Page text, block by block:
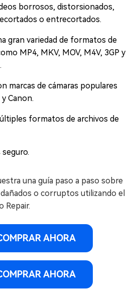
borrosos, distorsionados,
o entrecortados.
gran variedad de formatos de
MP4, MKV, MOV, M4V, 3GP y
marcas de cámaras populares
Canon.
formatos de archivos de
seguro.
una guía paso a paso sobre
o corruptos utilizando el
Repair.
AHORA
AHORA